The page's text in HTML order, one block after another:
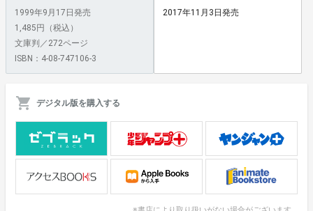
1999年9月17日発売
1,485円（税込）
文庫判／272ページ
ISBN：4-08-747106-3
2017年11月3日発売
デジタル版を購入する